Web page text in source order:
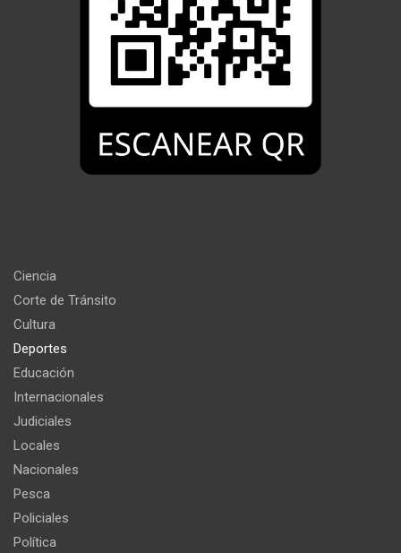
Ciencia
Corte de Tránsito
Cultura
Deportes
Educación
Internacionales
Judiciales
Locales
Nacionales
Pesca
Policiales
Política